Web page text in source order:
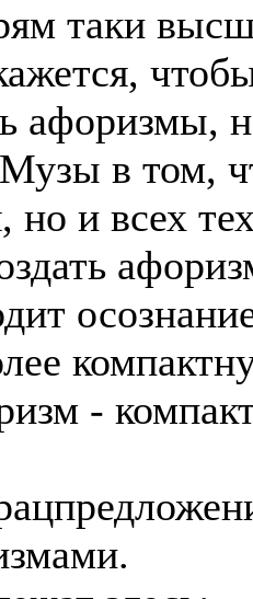
таки
афоризмы,
в том,
но и всех
-